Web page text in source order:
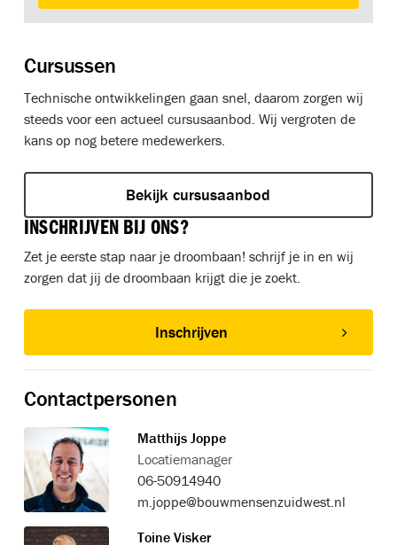
Cursussen
Technische ontwikkelingen gaan snel, daarom zorgen wij
steeds voor een actueel cursusaanbod. Wij vergroten de
kans op nog betere medewerkers.
Bekijk cursusaanbod
INSCHRIJVEN BIJ ONS?
Zet je eerste stap naar je droombaan! schrijf je in en wij
zorgen dat jij de droombaan krijgt die je zoekt.
Inschrijven
Contactpersonen
Matthijs Joppe
Locatiemanager
06-50914940
m.joppe@bouwmensenzuidwest.nl
Toine Visker